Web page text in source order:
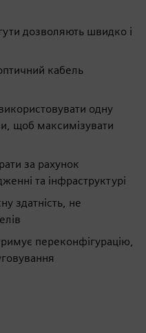
дозволяють швидко і
кабель
одну
щоб максимізувати
за рахунок
та інфраструктурі
здатність, не
переконфігурацію,